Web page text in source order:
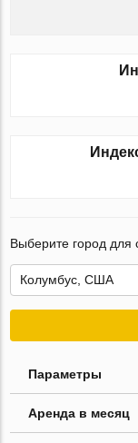
Выберите город для
Параметры
Аренда в месяц